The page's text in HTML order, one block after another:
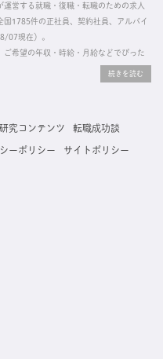
営する就職・復職・転職のための求人
1785件の正社員、契約社員、アルバイ
07現在）。
希望の年収・時給・月給などでぴった
れた正規の求人情報です。応募いただい
・復職できます。
究コンテンツ 転職成功談
ーポリシー サイトポリシー